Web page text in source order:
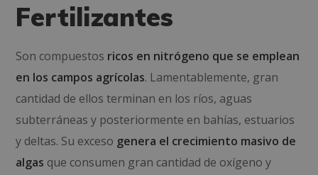
Fertilizantes
Son compuestos ricos en nitrógeno que se emplean
en los campos agrícolas. Lamentablemente, gran
cantidad de ellos terminan en los ríos, aguas
subterráneas y posteriormente en bahías, estuarios
y deltas. Su exceso genera el crecimiento masivo de
algas que consumen gran cantidad de oxígeno y